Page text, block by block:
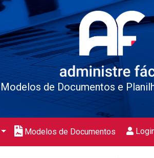
Modelos de Documentos e
Modelos de Documentos